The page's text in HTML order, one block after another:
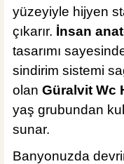
yüzeyiyle hijyen
çıkarır. İnsan
tasarımı
sindirim sistemi
olan Güralvit Wc
yaş grubundan
sunar.
Banyonuzda